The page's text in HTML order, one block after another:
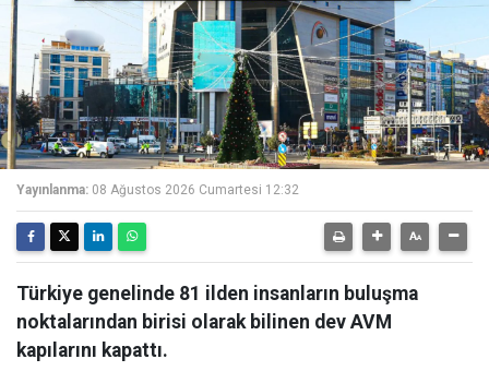
Yayınlanma: 08 Ağustos 2026 Cumartesi 12:32
Türkiye genelinde 81 ilden insanların buluşma
noktalarından birisi olarak bilinen dev AVM
kapılarını kapattı.